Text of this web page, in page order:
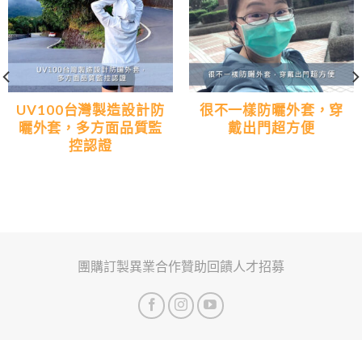
UV100台灣製造設計防
曬外套，多方面品質監
控認證
很不一樣防曬外套，穿
戴出門超方便
團購訂製異業合作贊助回饋人才招募